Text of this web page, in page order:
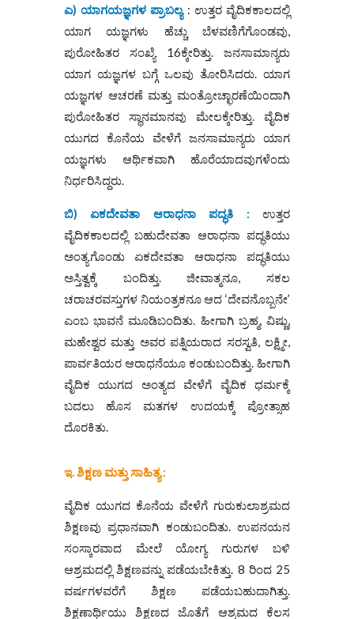
ಎ) ಯಾಗಯಜ್ಞಗಳ ಪ್ರಾಬಲ್ಯ : ಉತ್ತರ ವೈದಿಕಕಾಲದಲ್ಲಿ
ಯಾಗ ಯಜ್ಞಗಳು ಹೆಚ್ಚು ಬೆಳವಣಿಗೆಗೊಂಡವು,
ಪುರೋಹಿತರ ಸಂಖ್ಯೆ 16ಕ್ಕೇರಿತ್ತು. ಜನಸಾಮಾನ್ಯರು
ಯಾಗ ಯಜ್ಞಗಳ ಬಗ್ಗೆ ಒಲವು ತೋರಿಸಿದರು. ಯಾಗ
ಯಜ್ಞಗಳ ಆಚರಣೆ ಮತ್ತು ಮಂತ್ರೋಚ್ಛಾರಣೆಯಿಂದಾಗಿ
ಪುರೋಹಿತರ ಸ್ಥಾನಮಾನವು ಮೇಲಕ್ಕೇರಿತ್ತು. ವೈದಿಕ
ಯುಗದ ಕೊನೆಯ ವೇಳೆಗೆ ಜನಸಾಮಾನ್ಯರು ಯಾಗ
ಯಜ್ಞಗಳು ಆರ್ಥಿಕವಾಗಿ ಹೊರೆಯಾದವುಗಳೆಂದು
ನಿರ್ಧರಿಸಿದ್ದರು.
ಬಿ) ಏಕದೇವತಾ ಆರಾಧನಾ ಪದ್ಧತಿ : ಉತ್ತರ
ವೈದಿಕಕಾಲದಲ್ಲಿ ಬಹುದೇವತಾ ಆರಾಧನಾ ಪದ್ಧತಿಯು
ಅಂತ್ಯಗೊಂಡು ಏಕದೇವತಾ ಆರಾಧನಾ ಪದ್ಧತಿಯು
ಅಸ್ತಿತ್ವಕ್ಕೆ ಬಂದಿತ್ತು. ಜೀವಾತ್ಮನೂ, ಸಕಲ
ಚರಾಚರವಸ್ತುಗಳ ನಿಯಂತ್ರಕನೂ ಆದ ‘ದೇವನೊಬ್ಬನೇ’
ಎಂಬ ಭಾವನೆ ಮೂಡಿಬಂದಿತು. ಹೀಗಾಗಿ ಬ್ರಹ್ಮ, ವಿಷ್ಣು,
ಮಹೇಶ್ವರ ಮತ್ತು ಅವರ ಪತ್ನಿಯರಾದ ಸರಸ್ವತಿ, ಲಕ್ಷ್ಮೀ,
ಪಾರ್ವತಿಯರ ಆರಾಧನೆಯೂ ಕಂಡುಬಂದಿತ್ತು. ಹೀಗಾಗಿ
ವೈದಿಕ ಯುಗದ ಅಂತ್ಯದ ವೇಳೆಗೆ ವೈದಿಕ ಧರ್ಮಕ್ಕೆ
ಬದಲು ಹೊಸ ಮತಗಳ ಉದಯಕ್ಕೆ ಪ್ರೋತ್ಸಾಹ
ದೊರಕಿತು.
ಇ. ಶಿಕ್ಷಣ ಮತ್ತು ಸಾಹಿತ್ಯ :
ವೈದಿಕ ಯುಗದ ಕೊನೆಯ ವೇಳೆಗೆ ಗುರುಕುಲಾಶ್ರಮದ
ಶಿಕ್ಷಣವು ಪ್ರಧಾನವಾಗಿ ಕಂಡುಬಂದಿತು. ಉಪನಯನ
ಸಂಸ್ಕಾರವಾದ ಮೇಲೆ ಯೋಗ್ಯ ಗುರುಗಳ ಬಳಿ
ಆಶ್ರಮದಲ್ಲಿ ಶಿಕ್ಷಣವನ್ನು ಪಡೆಯಬೇಕಿತ್ತು. 8 ರಿಂದ 25
ವರ್ಷಗಳವರೆಗೆ ಶಿಕ್ಷಣ ಪಡೆಯಬಹುದಾಗಿತ್ತು.
ಶಿಕ್ಷಣಾರ್ಥಿಯು ಶಿಕ್ಷಣದ ಜೊತೆಗೆ ಆಶ್ರಮದ ಕೆಲಸ